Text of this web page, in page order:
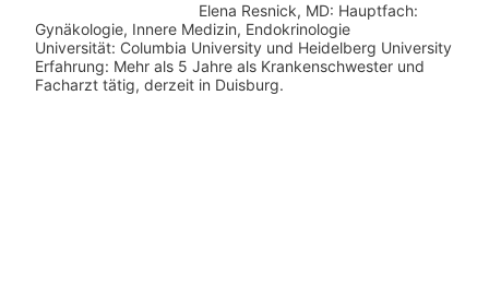
Elena Resnick, MD: Hauptfach:
Gynäkologie, Innere Medizin, Endokrinologie
Universität: Columbia University und Heidelberg University
Erfahrung: Mehr als 5 Jahre als Krankenschwester und
Facharzt tätig, derzeit in Duisburg.